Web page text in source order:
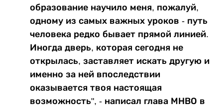
образование научило меня, пожалуй,
одному из самых важных уроков - путь
человека редко бывает прямой линией.
Иногда дверь, которая сегодня не
открылась, заставляет искать другую и
именно за ней впоследствии
оказывается твоя настоящая
возможность", - написал глава МНВО в